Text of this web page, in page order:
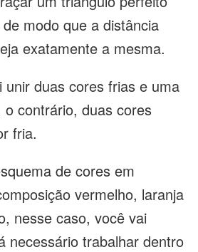
modo que a distância
exatamente a mesma.
unir duas cores frias e uma
contrário, duas cores
fria.
de cores em
vermelho, laranja
nesse caso, você vai
necessário trabalhar dentro